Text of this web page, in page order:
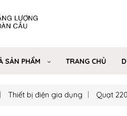
SẢN PHẨM TRANG CHỦ
Thiết bị điện gia dụng Quạt